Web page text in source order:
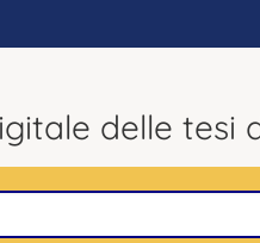
delle tesi